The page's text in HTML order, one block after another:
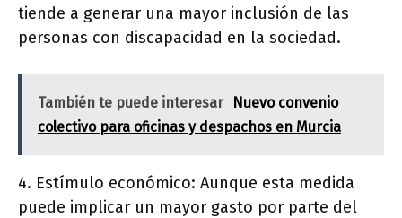
tiende a generar una mayor inclusión de las
personas con discapacidad en la sociedad.
También te puede interesar
Nuevo convenio
colectivo para oficinas y despachos en Murcia
4. Estímulo económico: Aunque esta medida
puede implicar un mayor gasto por parte del